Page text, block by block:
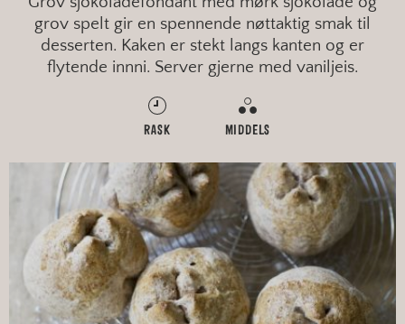
grov spelt gir en spennende nøttaktig smak til
desserten. Kaken er stekt langs kanten og er
flytende innni. Server gjerne med vaniljeis.
RASK MIDDELS